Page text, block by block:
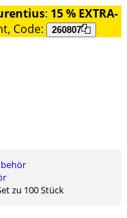
: 15 % EXTRA-
Code: 260807
zu 100 Stück